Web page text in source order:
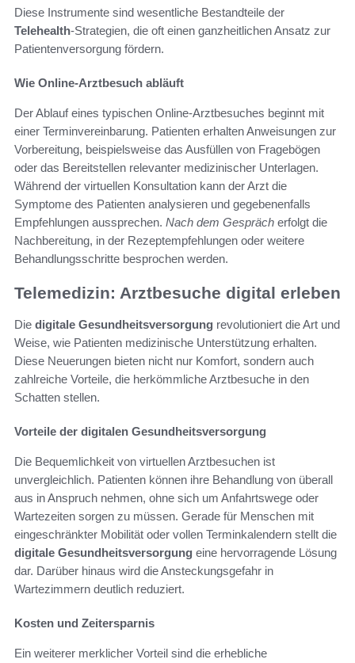
Diese Instrumente sind wesentliche Bestandteile der
Telehealth-Strategien, die oft einen ganzheitlichen Ansatz zur
Patientenversorgung fördern.
Wie Online-Arztbesuch abläuft
Der Ablauf eines typischen Online-Arztbesuches beginnt mit
einer Terminvereinbarung. Patienten erhalten Anweisungen zur
Vorbereitung, beispielsweise das Ausfüllen von Fragebögen
oder das Bereitstellen relevanter medizinischer Unterlagen.
Während der virtuellen Konsultation kann der Arzt die
Symptome des Patienten analysieren und gegebenenfalls
Empfehlungen aussprechen. Nach dem Gespräch erfolgt die
Nachbereitung, in der Rezeptempfehlungen oder weitere
Behandlungsschritte besprochen werden.
Telemedizin: Arztbesuche digital erleben
Die digitale Gesundheitsversorgung revolutioniert die Art und
Weise, wie Patienten medizinische Unterstützung erhalten.
Diese Neuerungen bieten nicht nur Komfort, sondern auch
zahlreiche Vorteile, die herkömmliche Arztbesuche in den
Schatten stellen.
Vorteile der digitalen Gesundheitsversorgung
Die Bequemlichkeit von virtuellen Arztbesuchen ist
unvergleichlich. Patienten können ihre Behandlung von überall
aus in Anspruch nehmen, ohne sich um Anfahrtswege oder
Wartezeiten sorgen zu müssen. Gerade für Menschen mit
eingeschränkter Mobilität oder vollen Terminkalendern stellt die
digitale Gesundheitsversorgung eine hervorragende Lösung
dar. Darüber hinaus wird die Ansteckungsgefahr in
Wartezimmern deutlich reduziert.
Kosten und Zeitersparnis
Ein weiterer merklicher Vorteil sind die erhebliche